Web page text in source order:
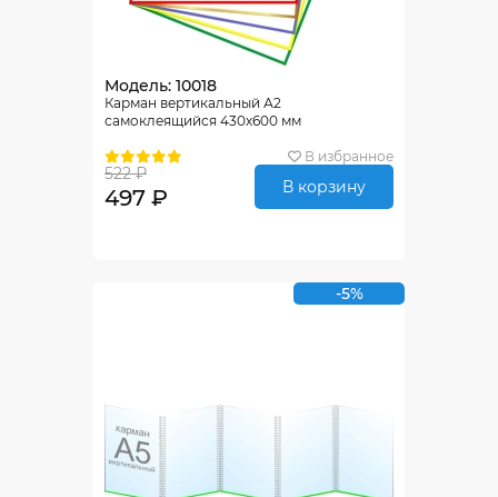
Модель: 10018
Карман вертикальный А2
самоклеящийся 430х600 мм
В избранное
522 ₽
497 ₽ В корзину
-5%